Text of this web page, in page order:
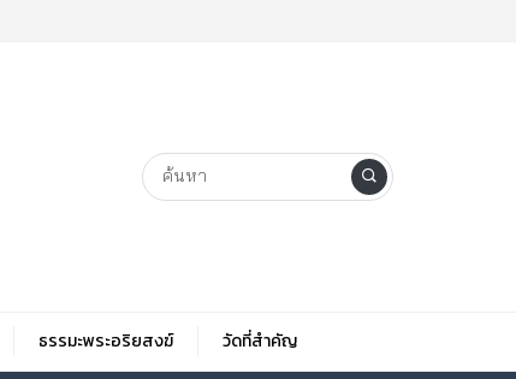
ธรรมะพระอริยสงฆ์ วัดที่สําคัญ